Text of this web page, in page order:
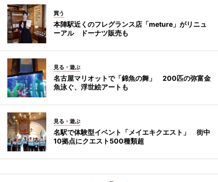
買う
本陣駅近くのフレグランス店「meture」がリニュ
ーアル ドーナツ販売も
見る・遊ぶ
名古屋マリオットで「錦魚の舞」 200匹の弥富金
魚泳ぐ、浮世絵アートも
見る・遊ぶ
名駅で体験型イベント「メイエキクエスト」 街中
10拠点にクエスト500種類超